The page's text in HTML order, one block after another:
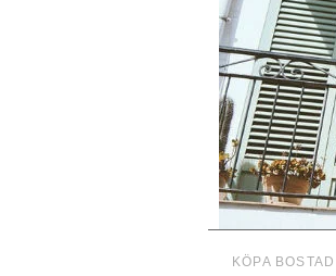
KÖPA BOSTAD